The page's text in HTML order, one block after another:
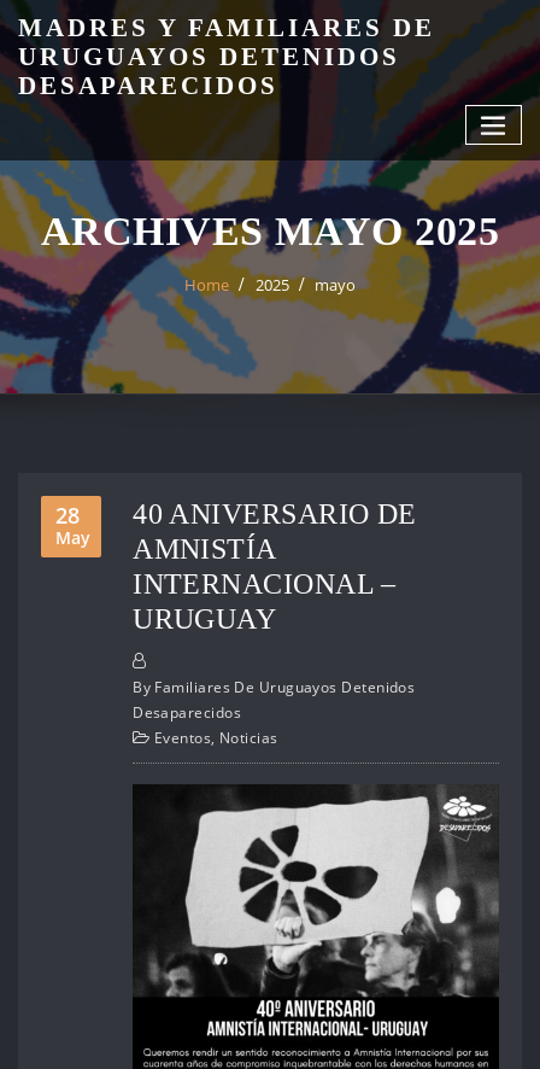
Skip
content
MADRES Y FAMILIARES DE
URUGUAYOS DETENIDOS
DESAPARECIDOS
ARCHIVES MAYO 2025
Home 2025 mayo
28
May
40 ANIVERSARIO DE
AMNISTÍA
INTERNACIONAL –
URUGUAY
By Familiares De Uruguayos Detenidos
Desaparecidos
Eventos, Noticias